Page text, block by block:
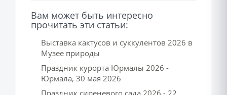
Вам может быть интересно
прочитать эти статьи:
Выставка кактусов и суккулентов 2026 в
Музее природы
Праздник курорта Юрмалы 2026 -
Юрмала, 30 мая 2026
Праздник сиреневого сада 2026 - 22